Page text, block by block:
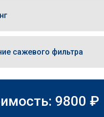
сажевого фильтра
9800 ₽